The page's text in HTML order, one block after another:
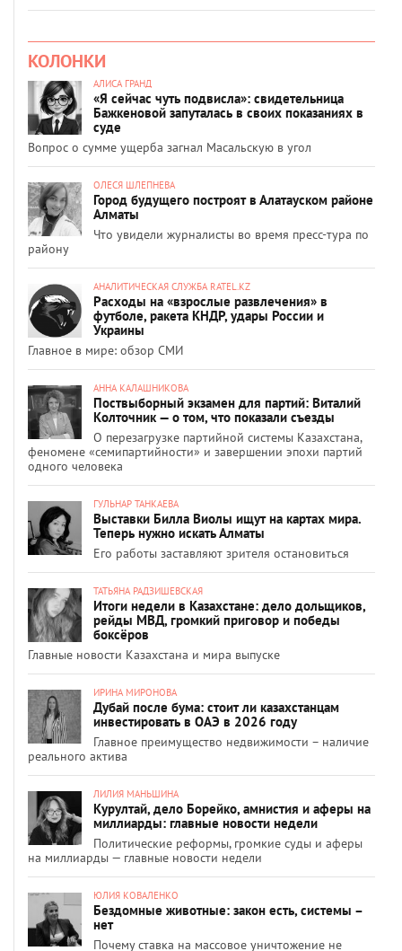
КОЛОНКИ
АЛИСА ГРАНД
«Я сейчас чуть подвисла»: свидетельница
Бажкеновой запуталась в своих показаниях в
суде
Вопрос о сумме ущерба загнал Масальскую в угол
ОЛЕСЯ ШЛЕПНЕВА
Город будущего построят в Алатауском районе
Алматы
Что увидели журналисты во время пресс-тура по
району
АНАЛИТИЧЕСКАЯ СЛУЖБА RATEL.KZ
Расходы на «взрослые развлечения» в
футболе, ракета КНДР, удары России и
Украины
Главное в мире: обзор СМИ
АННА КАЛАШНИКОВА
Поствыборный экзамен для партий: Виталий
Колточник — о том, что показали съезды
О перезагрузке партийной системы Казахстана,
феномене «семипартийности» и завершении эпохи партий
одного человека
ГУЛЬНАР ТАНКАЕВА
Выставки Билла Виолы ищут на картах мира.
Теперь нужно искать Алматы
Его работы заставляют зрителя остановиться
ТАТЬЯНА РАДЗИШЕВСКАЯ
Итоги недели в Казахстане: дело дольщиков,
рейды МВД, громкий приговор и победы
боксёров
Главные новости Казахстана и мира выпуске
ИРИНА МИРОНОВА
Дубай после бума: стоит ли казахстанцам
инвестировать в ОАЭ в 2026 году
Главное преимущество недвижимости – наличие
реального актива
ЛИЛИЯ МАНЬШИНА
Курултай, дело Борейко, амнистия и аферы на
миллиарды: главные новости недели
Политические реформы, громкие суды и аферы
на миллиарды — главные новости недели
ЮЛИЯ КОВАЛЕНКО
Бездомные животные: закон есть, системы –
нет
Почему ставка на массовое уничтожение не